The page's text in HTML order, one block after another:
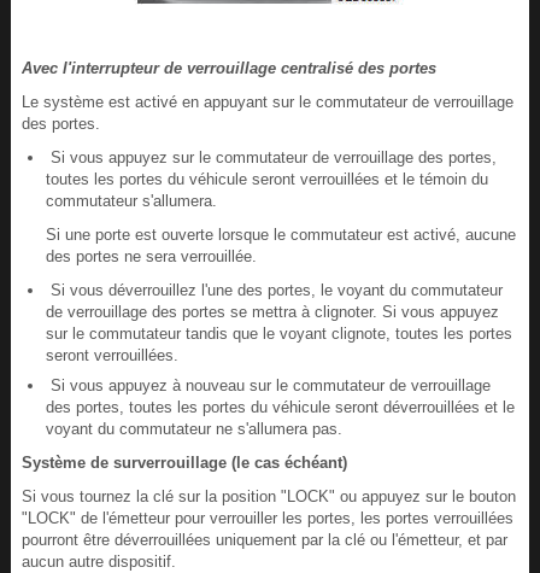
Avec l'interrupteur de verrouillage centralisé des portes
Le système est activé en appuyant sur le commutateur de verrouillage
des portes.
Si vous appuyez sur le commutateur de verrouillage des portes,
toutes les portes du véhicule seront verrouillées et le témoin du
commutateur s'allumera.
Si une porte est ouverte lorsque le commutateur est activé, aucune
des portes ne sera verrouillée.
Si vous déverrouillez l'une des portes, le voyant du commutateur
de verrouillage des portes se mettra à clignoter. Si vous appuyez
sur le commutateur tandis que le voyant clignote, toutes les portes
seront verrouillées.
Si vous appuyez à nouveau sur le commutateur de verrouillage
des portes, toutes les portes du véhicule seront déverrouillées et le
voyant du commutateur ne s'allumera pas.
Système de surverrouillage (le cas échéant)
Si vous tournez la clé sur la position "LOCK" ou appuyez sur le bouton
"LOCK" de l'émetteur pour verrouiller les portes, les portes verrouillées
pourront être déverrouillées uniquement par la clé ou l'émetteur, et par
aucun autre dispositif.